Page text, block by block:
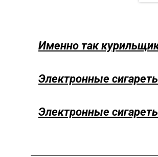
Именно так
Электронные
Электронные